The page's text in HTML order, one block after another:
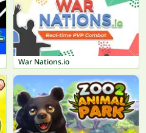
War Nations.io